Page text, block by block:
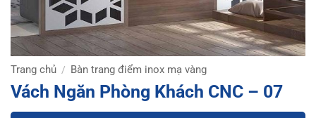
Trang chủ / Bàn trang điểm inox mạ vàng
Vách Ngăn Phòng Khách CNC – 07